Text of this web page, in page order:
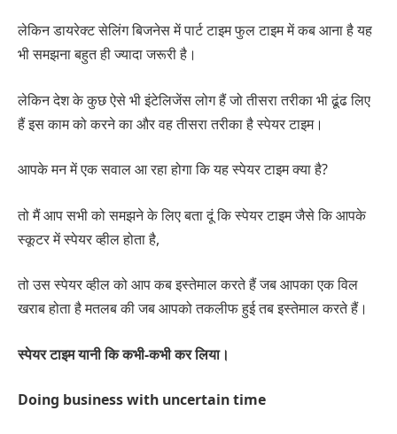
लेकिन डायरेक्ट सेलिंग बिजनेस में पार्ट टाइम फुल टाइम में कब आना है यह
भी समझना बहुत ही ज्यादा जरूरी है।
लेकिन देश के कुछ ऐसे भी इंटेलिजेंस लोग हैं जो तीसरा तरीका भी ढूंढ लिए
हैं इस काम को करने का और वह तीसरा तरीका है स्पेयर टाइम।
आपके मन में एक सवाल आ रहा होगा कि यह स्पेयर टाइम क्या है?
तो मैं आप सभी को समझने के लिए बता दूं कि स्पेयर टाइम जैसे कि आपके
स्कूटर में स्पेयर व्हील होता है,
तो उस स्पेयर व्हील को आप कब इस्तेमाल करते हैं जब आपका एक विल
खराब होता है मतलब की जब आपको तकलीफ हुई तब इस्तेमाल करते हैं।
स्पेयर टाइम यानी कि कभी-कभी कर लिया।
Doing business with uncertain time